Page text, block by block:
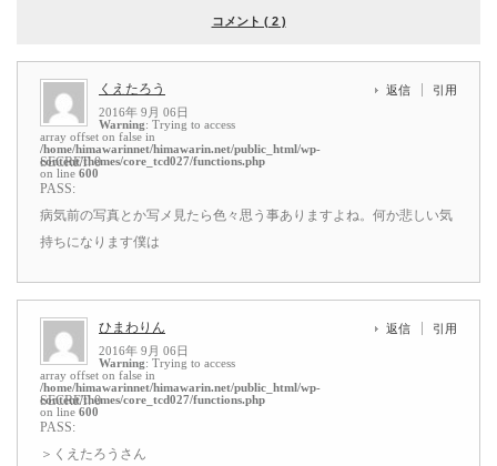
コメント ( 2 )
くえたろう
2016年 9月 06日
Warning: Trying to access
array offset on false in
/home/himawarinnet/himawarin.net/public_html/wp-
content/themes/core_tcd027/functions.php
on line 600
返信 引用
SECRET: 0
PASS:
病気前の写真とか写メ見たら色々思う事ありますよね。何か悲しい気
持ちになります僕は
ひまわりん
2016年 9月 06日
Warning: Trying to access
array offset on false in
/home/himawarinnet/himawarin.net/public_html/wp-
content/themes/core_tcd027/functions.php
on line 600
返信 引用
SECRET: 0
PASS:
＞くえたろうさん